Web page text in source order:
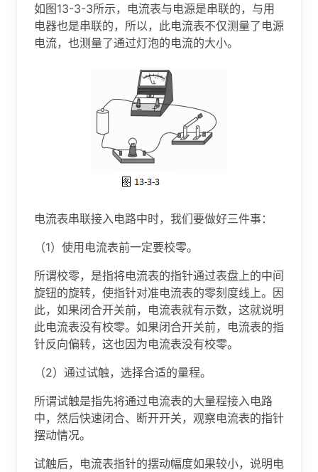
如图13-3-3所示，电流表与电源是串联的，与用
电器也是串联的，所以，此电流表不仅测量了电源
电流，也测量了通过灯泡的电流的大小。
电流表串联接入电路中时，我们要做好三件事：
（1）使用电流表前一定要校零。
所谓校零，是指将电流表的指针通过表盘上的中间
旋钮的旋转，使指针对准电流表的零刻度线上。因
此，如果闭合开关前，电流表就有示数，这就说明
此电流表没有校零。如果闭合开关前，电流表的指
针反向偏转，这也因为电流表没有校零。
（2）通过试触，选择合适的量程。
所谓试触是指先将通过电流表的大量程接入电路
中，然后快速闭合、断开开关，观察电流表的指针
摆动情况。
试触后，电流表指针的摆动幅度如果较小，说明电